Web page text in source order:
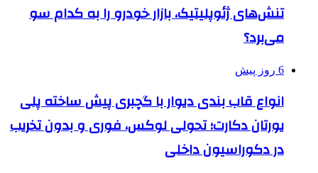
تنش‌های ژئوپلیتیک، بازار خودرو را به کدام سو
می‌برد؟
6 روز پیش
انواع قاب بندی دیوار با گچبری پیش ساخته پلی
یورتان دکارت؛ تحولی لوکس، فوری و بدون تخریب
در دکوراسیون داخلی